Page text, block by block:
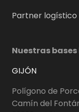
Partner logístico
Nuestras
GIJÓN
Polígono de
Camín del